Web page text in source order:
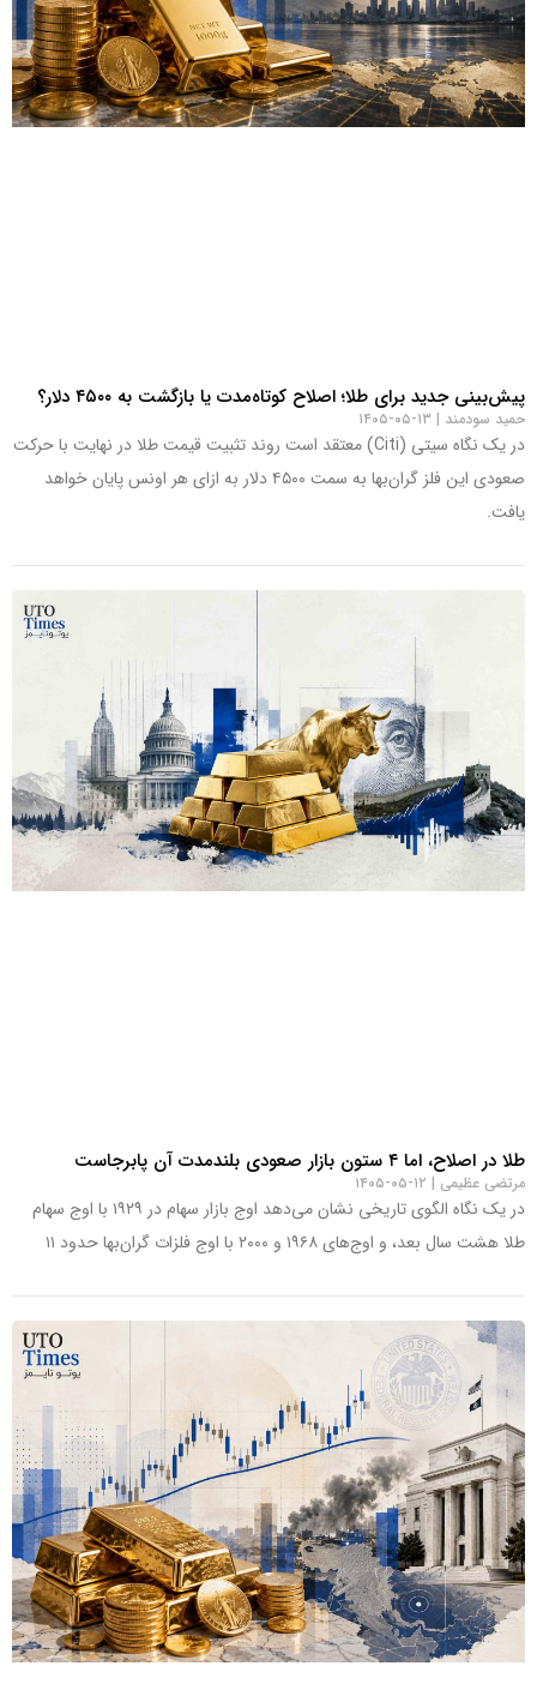
پیش‌بینی جدید برای طلا؛ اصلاح کوتاه‌مدت یا بازگشت به ۴۵۰۰ دلار؟
حمید سودمند ۱۳-۰۵-۱۴۰۵
در یک نگاه سیتی (Citi) معتقد است روند تثبیت قیمت طلا در نهایت با حرکت
صعودی این فلز گران‌بها به سمت ۴۵۰۰ دلار به ازای هر اونس پایان خواهد
یافت.
طلا در اصلاح، اما ۴ ستون بازار صعودی بلندمدت آن پابرجاست
مرتضی عظیمی ۱۲-۰۵-۱۴۰۵
در یک نگاه الگوی تاریخی نشان می‌دهد اوج بازار سهام در ۱۹۲۹ با اوج سهام‌
طلا هشت سال بعد، و اوج‌های ۱۹۶۸ و ۲۰۰۰ با اوج فلزات گران‌بها حدود ۱۱